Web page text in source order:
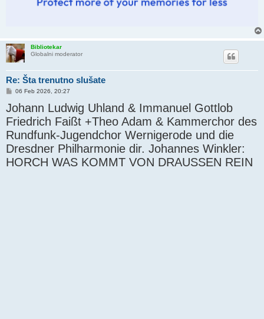
Bibliotekar
Globalni moderator
Re: Šta trenutno slušate
P
s
t
06 Feb 2026, 20:27
Johann Ludwig Uhland & Immanuel Gottlob
Friedrich Faißt +Theo Adam & Kammerchor des
Rundfunk-Jugendchor Wernigerode und die
Dresdner Philharmonie dir. Johannes Winkler:
HORCH WAS KOMMT VON DRAUSSEN REIN